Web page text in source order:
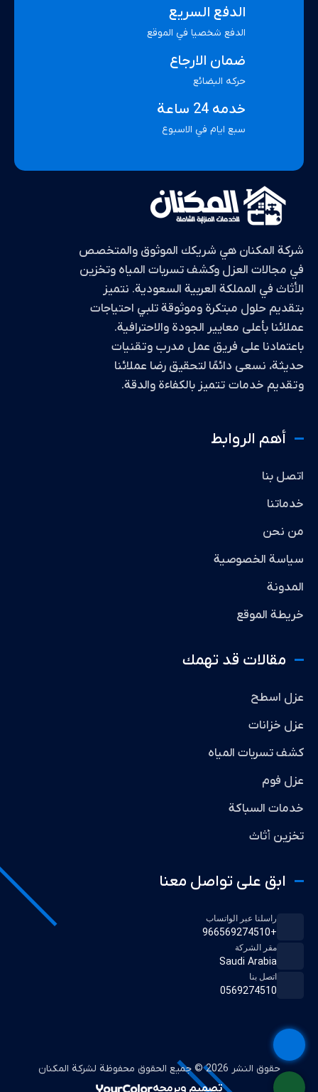
الدفع السريع
الدفع شخصيا في الموقع
ضمان الارجاع
حركه البضائع
خدمه 24 ساعة
سبع ايام في الاسبوع
شركة المكنان هي شريكك الموثوق والمتخصص
في مجالات العزل وكشف تسربات المياه وتخزين
الأثاث في المملكة العربية السعودية. نتميز
بتقديم حلول مبتكرة وموثوقة تلبي احتياجات
عملائنا بأعلى معايير الجودة والاحترافية.
باعتمادنا على فريق عمل مدرب وتقنيات
حديثة، نسعى دائمًا لتحقيق رضا عملائنا
وتقديم خدمات تتميز بالكفاءة والدقة.
أهم الروابط
اتصل بنا
خدماتنا
من نحن
سياسة الخصوصية
المدونة
خريطة الموقع
مقالات قد تهمك
عزل اسطح
عزل خزانات
كشف تسربات المياه
عزل فوم
خدمات السباكة
تخزين أثاث
ابق على تواصل معنا
راسلنا عبر الواتساب
+966569274510
مقر الشركة
Saudi Arabia
اتصل بنا
0569274510
حقوق النشر 2026 © جميع الحقوق محفوظة لشركة المكنان
تصميم وبرمجه